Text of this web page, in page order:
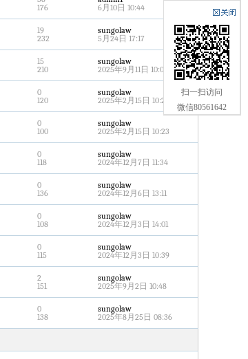
176
6月10日 10:44
19
232
sungolaw
5月24日 17:17
15
210
sungolaw
2025年9月11日 10:06
0
120
sungolaw
2025年2月15日 10:27
0
100
sungolaw
2025年2月15日 10:23
0
118
sungolaw
2024年12月7日 11:34
0
136
sungolaw
2024年12月6日 13:11
0
108
sungolaw
2024年12月3日 14:01
0
115
sungolaw
2024年12月3日 10:39
2
151
sungolaw
2025年9月2日 10:48
0
138
sungolaw
2025年8月25日 08:36
扫一扫访问
微信80561642